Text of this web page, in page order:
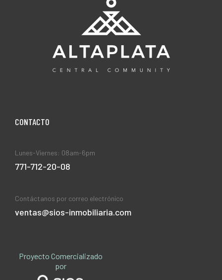
CONTACT0
Lunes-Viernes: 08am-6pm
771-712-20-08
Contáctanos por correo electrónico
ventas@sios-inmobiliaria.com
Proyecto Comercializado
por